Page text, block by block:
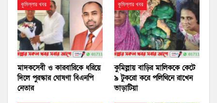
কুমিল্লার খবর
মাদকসেবী ও কারবারিকে ধরিয়ে
দিলে পুরস্কার ঘোষণা বিএনপি
নেতার
কুমিল্লার খবর
কুমিল্লায় বাড়ির মালিককে কেটে
৯ টুকরো করে পলিথিনে রাখেন
ভাড়াটিয়া